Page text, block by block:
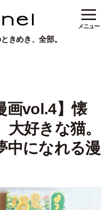
きめき、全部。
メニュー
画vol.4】懐
好きな猫。
中になれる漫